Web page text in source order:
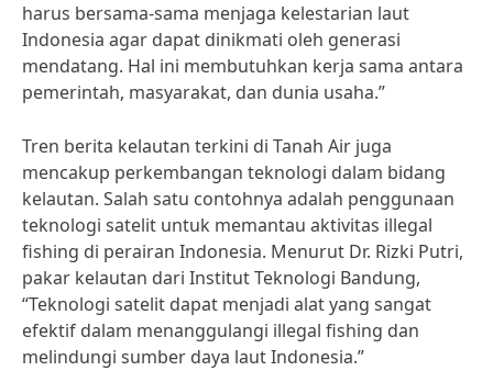
harus bersama-sama menjaga kelestarian laut
Indonesia agar dapat dinikmati oleh generasi
mendatang. Hal ini membutuhkan kerja sama antara
pemerintah, masyarakat, dan dunia usaha.”
Tren berita kelautan terkini di Tanah Air juga
mencakup perkembangan teknologi dalam bidang
kelautan. Salah satu contohnya adalah penggunaan
teknologi satelit untuk memantau aktivitas illegal
fishing di perairan Indonesia. Menurut Dr. Rizki Putri,
pakar kelautan dari Institut Teknologi Bandung,
“Teknologi satelit dapat menjadi alat yang sangat
efektif dalam menanggulangi illegal fishing dan
melindungi sumber daya laut Indonesia.”